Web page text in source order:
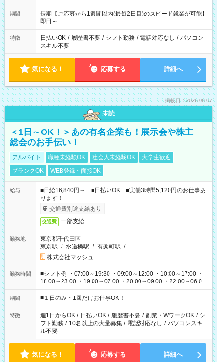
期間
長期【ご応募から1週間以内(最短2日目)のスピード就業が可能】
即日～
特徴 日払いOK / 履歴書不要 / シフト勤務 / 電話対応なし / パソコン
スキル不要
気になる！ 応募する 詳細へ
掲載日：2026.08.07
未読
＜1日～OK！＞あの有名企業も！展示会や株主
総会のお手伝い！
アルバイト 職種未経験OK 社会人未経験OK
大学生歓迎
ブランクOK
WEB登録・面接OK
給与
■日給16,840円～ ■日払いOK ■実働3時間5,120円のお仕事あ
ります！
交通費別途支給あり
交通費 一部支給
勤務地
東京都千代田区
東京駅 / 水道橋駅 / 有楽町駅 / …
株式会社マッシュ
勤務時間
■シフト例 ・07:00～19:30 ・09:00～12:00 ・10:00～17:00 ・
18:00～23:00 ・19:00～07:00 ・20:00～09:00 ・22:00～06:00
etc ★最短で3時間で5,120円のお仕事から 15時間で2万円近く稼
げるお仕事も！ ご希望のお時間に合わせてご紹介！ ※シフトは
ください！
期間 ■１日のみ・1回だけお仕事OK！
特徴 週1日からOK / 日払いOK / 履歴書不要 / 副業・WワークOK / シ
フト勤務 / 10名以上の大量募集 / 電話対応なし / パソコンスキ
ル不要
気になる！ 応募する 詳細へ